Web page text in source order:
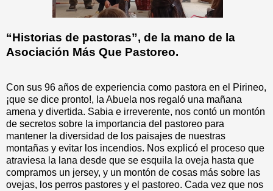
“Historias de pastoras”, de la mano de la
Asociación Más Que Pastoreo.
Con sus 96 años de experiencia como pastora en el Pirineo,
¡que se dice pronto!, la Abuela nos regaló una mañana
amena y divertida. Sabia e irreverente, nos contó un montón
de secretos sobre la importancia del pastoreo para
mantener la diversidad de los paisajes de nuestras
montañas y evitar los incendios. Nos explicó el proceso que
atraviesa la lana desde que se esquila la oveja hasta que
compramos un jersey, y un montón de cosas más sobre las
ovejas, los perros pastores y el pastoreo. Cada vez que nos